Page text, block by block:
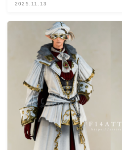
2025.11.13